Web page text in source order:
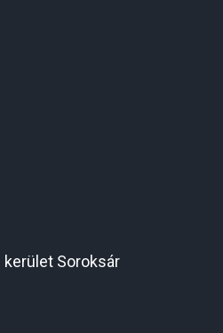
kerület Soroksár